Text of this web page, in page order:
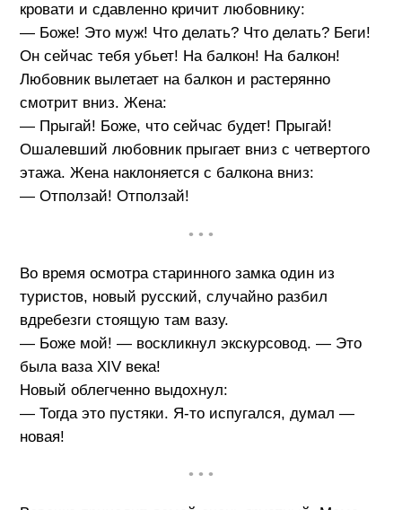
кровати и сдавленно кричит любовнику:
— Боже! Это муж! Что делать? Что делать? Беги!
Он сейчас тебя убьет! На балкон! На балкон!
Любовник вылетает на балкон и растерянно
смотрит вниз. Жена:
— Прыгай! Боже, что сейчас будет! Прыгай!
Ошалевший любовник прыгает вниз с четвертого
этажа. Жена наклоняется с балкона вниз:
— Отползай! Отползай!
• • •
Во время осмотра старинного замка один из
туристов, новый русский, случайно разбил
вдребезги стоящую там вазу.
— Боже мой! — воскликнул экскурсовод. — Это
была ваза XIV века!
Новый облегченно выдохнул:
— Тогда это пустяки. Я-то испугался, думал —
новая!
• • •